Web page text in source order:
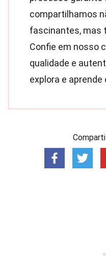
compartilhamos
fascinantes, mas
Confie em nosso
qualidade e
explora e aprende